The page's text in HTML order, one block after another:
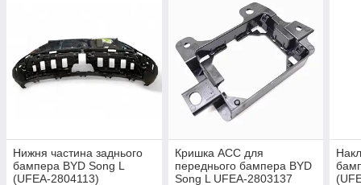
Нижня частина заднього
бампера BYD Song L
(UFEA-2804113)
Кришка ACC для
переднього бампера BYD
Song L UFEA-2803137